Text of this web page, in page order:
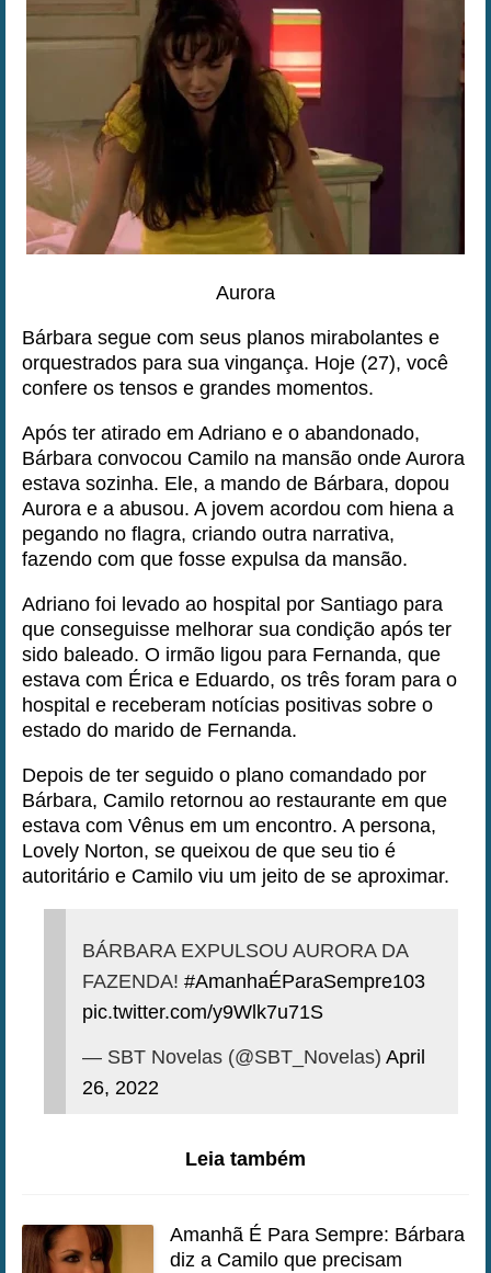
Aurora
Bárbara segue com seus planos mirabolantes e
orquestrados para sua vingança. Hoje (27), você
confere os tensos e grandes momentos.
Após ter atirado em Adriano e o abandonado,
Bárbara convocou Camilo na mansão onde Aurora
estava sozinha. Ele, a mando de Bárbara, dopou
Aurora e a abusou. A jovem acordou com hiena a
pegando no flagra, criando outra narrativa,
fazendo com que fosse expulsa da mansão.
Adriano foi levado ao hospital por Santiago para
que conseguisse melhorar sua condição após ter
sido baleado. O irmão ligou para Fernanda, que
estava com Érica e Eduardo, os três foram para o
hospital e receberam notícias positivas sobre o
estado do marido de Fernanda.
Depois de ter seguido o plano comandado por
Bárbara, Camilo retornou ao restaurante em que
estava com Vênus em um encontro. A persona,
Lovely Norton, se queixou de que seu tio é
autoritário e Camilo viu um jeito de se aproximar.
BÁRBARA EXPULSOU AURORA DA
FAZENDA! #AmanhaÉParaSempre103
pic.twitter.com/y9Wlk7u71S
— SBT Novelas (@SBT_Novelas) April
26, 2022
Leia também
Amanhã É Para Sempre: Bárbara
diz a Camilo que precisam